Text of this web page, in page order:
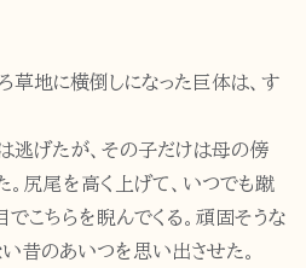
草地に横倒しになった巨体は、す
逃げたが、その子だけは母の傍
。尻尾を高く上げて、いつでも蹴
でこちらを睨んでくる。頑固そうな
昔のあいつを思い出させた。